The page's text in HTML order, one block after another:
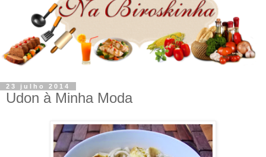
23 julho 2014
Udon à Minha Moda